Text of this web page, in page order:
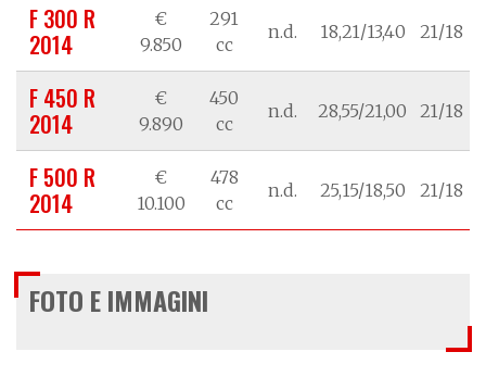
F 300 R
2014
€
9.850
291
cc
n.d. 18,21/13,40 21/18
F 450 R
2014
€
9.890
450
cc
n.d. 28,55/21,00 21/18
F 500 R
2014
€
10.100
478
cc
n.d. 25,15/18,50 21/18
FOTO E IMMAGINI